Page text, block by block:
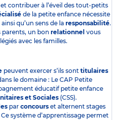
contribuer à l’éveil des tout-petits
de la petite enfance nécessite
qu’un sens de la responsabilité.
parents, un bon relationnel vous
avec les familles.
peuvent exercer s’ils sont titulaires
le domaine : Le CAP Petite
éducatif petite enfance
et Sociales (CSS).
par concours et alternent stages
système d’apprentissage permet